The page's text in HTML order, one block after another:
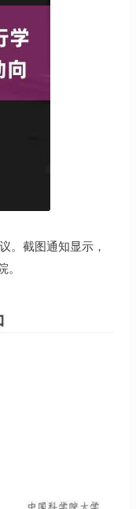
。截图通知显示，